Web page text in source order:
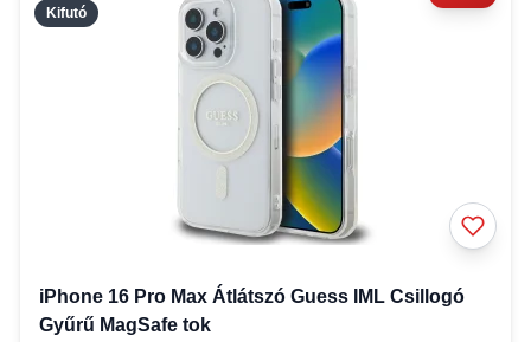
Kifutó
iPhone 16 Pro Max Átlátszó Guess IML Csillogó
Gyűrű MagSafe tok